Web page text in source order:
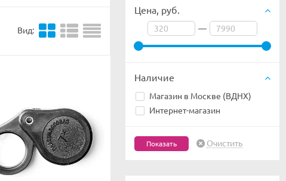
Цена, руб.
—
Наличие
Магазин в Москве (ВДНХ)
Интернет-магазин
Очистить
Вид: